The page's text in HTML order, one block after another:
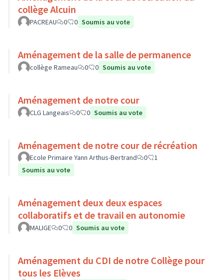
collège Alcuin
PACREAU 0 0 Soumis au vote
Aménagement de la salle de permanence
collège Rameau 0 0 Soumis au vote
Aménagement de notre cour
CLG Langeais 0 0 Soumis au vote
Aménagement de notre cour de récréation
Ecole Primaire Yann Arthus-Bertrand 0
1
Soumis au vote
Aménagement deux deux espaces
collaboratifs et de travail en autonomie
MALIGE 0 0 Soumis au vote
Aménagement du CDI de notre Collège pour
tous les Elèves